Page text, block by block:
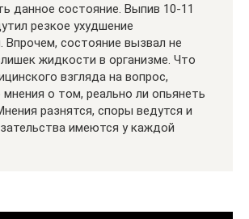
данное состояние. Выпив 10-11
резкое ухудшение
Впрочем, состояние вызвал не
жидкости в организме. Что
взгляда на вопрос,
мнения о том, реально ли опьянеть
разнятся, споры ведутся и
имеются у каждой